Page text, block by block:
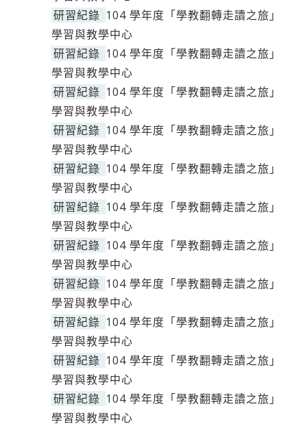
研習紀錄 104 學年度「學教翻轉走讀之旅」
學習與教學中心
研習紀錄 104 學年度「學教翻轉走讀之旅」
學習與教學中心
研習紀錄 104 學年度「學教翻轉走讀之旅」
學習與教學中心
研習紀錄 104 學年度「學教翻轉走讀之旅」
學習與教學中心
研習紀錄 104 學年度「學教翻轉走讀之旅」
學習與教學中心
研習紀錄 104 學年度「學教翻轉走讀之旅」
學習與教學中心
研習紀錄 104 學年度「學教翻轉走讀之旅」
學習與教學中心
研習紀錄 104 學年度「學教翻轉走讀之旅」
學習與教學中心
研習紀錄 104 學年度「學教翻轉走讀之旅」
學習與教學中心
研習紀錄 104 學年度「學教翻轉走讀之旅」
學習與教學中心
研習紀錄 104 學年度「學教翻轉走讀之旅」
學習與教學中心